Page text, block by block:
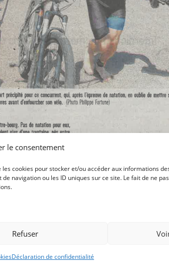
le consentement
cookies pour stocker et/ou accéder aux informations
navigation ou les ID uniques sur ce site. Le fait de ne
Refuser
Déclaration de confidentialité
et cookies|politique de confidentialité